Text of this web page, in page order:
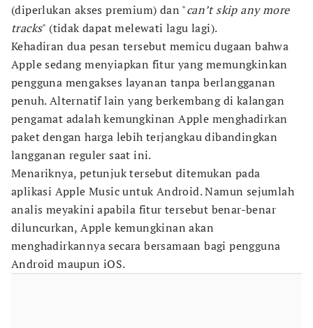
(diperlukan akses premium) dan "can’t skip any more
tracks" (tidak dapat melewati lagu lagi).
Kehadiran dua pesan tersebut memicu dugaan bahwa
Apple sedang menyiapkan fitur yang memungkinkan
pengguna mengakses layanan tanpa berlangganan
penuh. Alternatif lain yang berkembang di kalangan
pengamat adalah kemungkinan Apple menghadirkan
paket dengan harga lebih terjangkau dibandingkan
langganan reguler saat ini.
Menariknya, petunjuk tersebut ditemukan pada
aplikasi Apple Music untuk Android. Namun sejumlah
analis meyakini apabila fitur tersebut benar-benar
diluncurkan, Apple kemungkinan akan
menghadirkannya secara bersamaan bagi pengguna
Android maupun iOS.